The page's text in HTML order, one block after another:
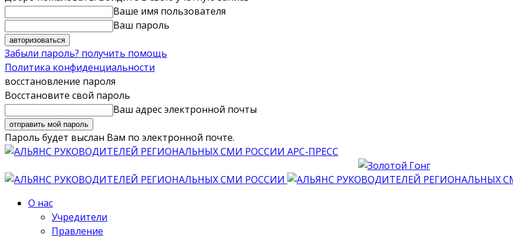
Ваше имя пользователя
Ваш пароль
Забыли пароль? получить помощь
Политика конфиденциальности
восстановление пароля
Восстановите свой пароль
Ваш адрес электронной почты
Пароль будет выслан Вам по электронной почте.
АРС-ПРЕСС
О нас
Учредители
Правление